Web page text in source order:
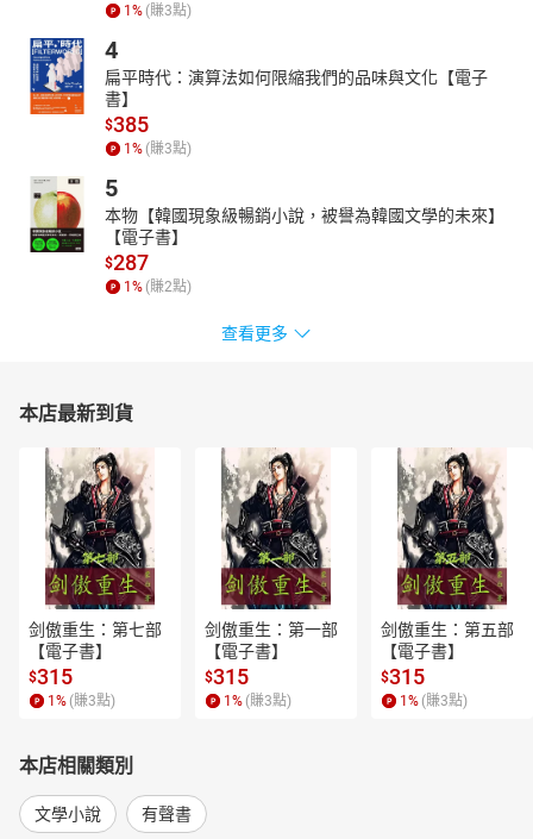
1% (賺3點)
4
扁平時代：演算法如何限縮我們的品味與文化【電子
書】
$385
1% (賺3點)
5
本物【韓國現象級暢銷小說，被譽為韓國文學的未來】
【電子書】
$287
1% (賺2點)
查看更多
本店最新到貨
剑傲重生：第七部
【電子書】
$315
1 % (賺3點)
剑傲重生：第一部
【電子書】
$315
1 % (賺3點)
剑傲重生：第五部
【電子書】
$315
1 % (賺3點)
本店相關類別
文學小說 有聲書